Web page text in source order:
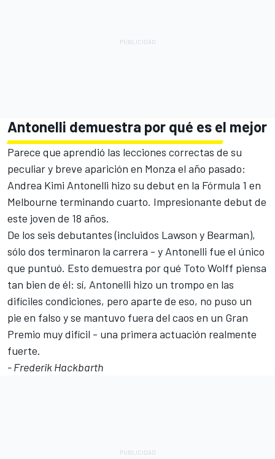
Antonelli demuestra por qué es el mejor
Parece que aprendió las lecciones correctas de su
peculiar y breve aparición en Monza el año pasado:
Andrea Kimi Antonelli hizo su debut en la Fórmula 1 en
Melbourne terminando cuarto. Impresionante debut de
este joven de 18 años.
De los seis debutantes (incluidos Lawson y Bearman),
sólo dos terminaron la carrera - y Antonelli fue el único
que puntuó. Esto demuestra por qué Toto Wolff piensa
tan bien de él: sí, Antonelli hizo un trompo en las
difíciles condiciones, pero aparte de eso, no puso un
pie en falso y se mantuvo fuera del caos en un Gran
Premio muy difícil - una primera actuación realmente
fuerte.
- Frederik Hackbarth